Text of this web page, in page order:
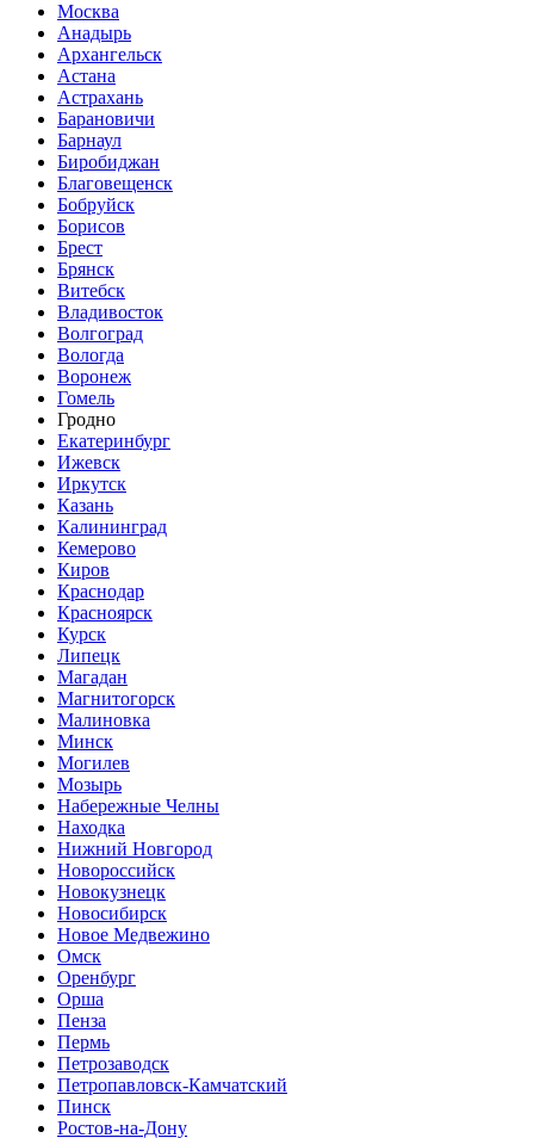
Москва
Анадырь
Архангельск
Астана
Астрахань
Барановичи
Барнаул
Биробиджан
Благовещенск
Бобруйск
Борисов
Брест
Брянск
Витебск
Владивосток
Волгоград
Вологда
Воронеж
Гомель
Гродно
Екатеринбург
Ижевск
Иркутск
Казань
Калининград
Кемерово
Киров
Краснодар
Красноярск
Курск
Липецк
Магадан
Магнитогорск
Малиновка
Минск
Могилев
Мозырь
Набережные Челны
Находка
Нижний Новгород
Новороссийск
Новокузнецк
Новосибирск
Новое Медвежино
Омск
Оренбург
Орша
Пенза
Пермь
Петрозаводск
Петропавловск-Камчатский
Пинск
Ростов-на-Дону